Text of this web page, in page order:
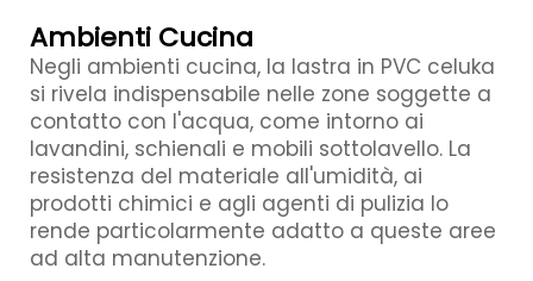
Ambienti Cucina
Negli ambienti cucina, la lastra in PVC celuka
si rivela indispensabile nelle zone soggette a
contatto con l'acqua, come intorno ai
lavandini, schienali e mobili sottolavello. La
resistenza del materiale all'umidità, ai
prodotti chimici e agli agenti di pulizia lo
rende particolarmente adatto a queste aree
ad alta manutenzione.